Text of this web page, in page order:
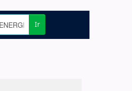
Ir